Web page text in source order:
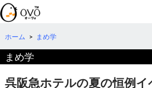
検
索
コ
テ
へ
ホーム > まめ学
まめ学
呉阪急ホテルの夏の恒例